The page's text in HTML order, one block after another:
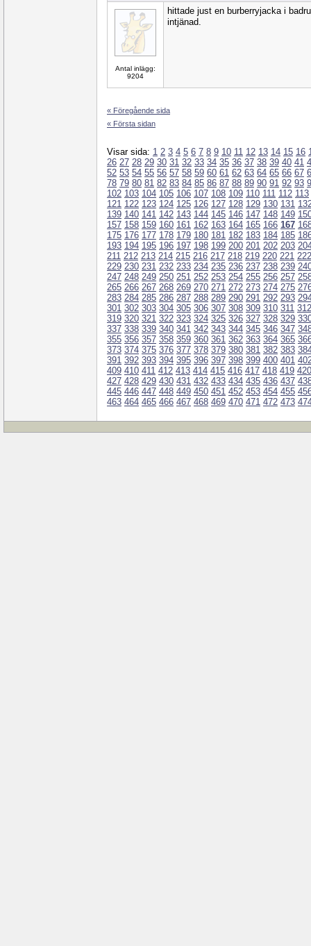
Antal inlägg:
9204
hittade just en burberryjacka i
intjänad.
« Föregående sida
« Första sidan
Visar sida: 1 2 3 4 5 6 7 8 9 10 11 12 13 14 15 16
26 27 28 29 30 31 32 33 34 35 36 37 38 39 40 41
52 53 54 55 56 57 58 59 60 61 62 63 64 65 66 67
78 79 80 81 82 83 84 85 86 87 88 89 90 91 92 93
102 103 104 105 106 107 108 109 110 111 112 113
121 122 123 124 125 126 127 128 129 130 131
139 140 141 142 143 144 145 146 147 148 149
157 158 159 160 161 162 163 164 165 166 167
175 176 177 178 179 180 181 182 183 184 185
193 194 195 196 197 198 199 200 201 202 203
211 212 213 214 215 216 217 218 219 220 221 222
229 230 231 232 233 234 235 236 237 238 239
247 248 249 250 251 252 253 254 255 256 257
265 266 267 268 269 270 271 272 273 274 275
283 284 285 286 287 288 289 290 291 292 293
301 302 303 304 305 306 307 308 309 310 311 312
319 320 321 322 323 324 325 326 327 328 329
337 338 339 340 341 342 343 344 345 346 347
355 356 357 358 359 360 361 362 363 364 365
373 374 375 376 377 378 379 380 381 382 383
391 392 393 394 395 396 397 398 399 400 401
409 410 411 412 413 414 415 416 417 418 419 420
427 428 429 430 431 432 433 434 435 436 437
445 446 447 448 449 450 451 452 453 454 455
463 464 465 466 467 468 469 470 471 472 473